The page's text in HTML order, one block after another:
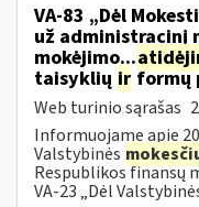
VA-83 „Dėl
už administracinį
mokėjimo...
taisyklių ir formų
Web turinio sąrašas
Informuojame apie
Valstybinės
Respublikos finansų
VA-23 „Dėl